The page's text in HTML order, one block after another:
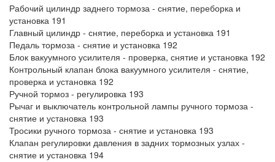
Рабочий цилиндр заднего тормоза - снятие, переборка и
установка 191
Главный цилиндр - снятие, переборка и установка 191
Педаль тормоза - снятие и установка 192
Блок вакуумного усилителя - проверка, снятие и установка 192
Контрольный клапан блока вакуумного усилителя - снятие,
проверка и установка 192
Ручной тормоз - регулировка 193
Рычаг и выключатель контрольной лампы ручного тормоза -
снятие и установка 193
Тросики ручного тормоза - снятие и установка 193
Клапан регулировки давления в задних тормозных узлах -
снятие и установка 194